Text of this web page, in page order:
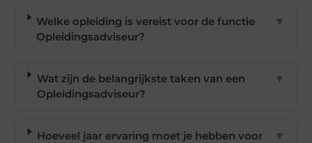
Welke opleiding is vereist voor de functie
Opleidingsadviseur?
▼
Wat zijn de belangrijkste taken van een
Opleidingsadviseur?
▼
Hoeveel jaar ervaring moet je hebben voor
▼